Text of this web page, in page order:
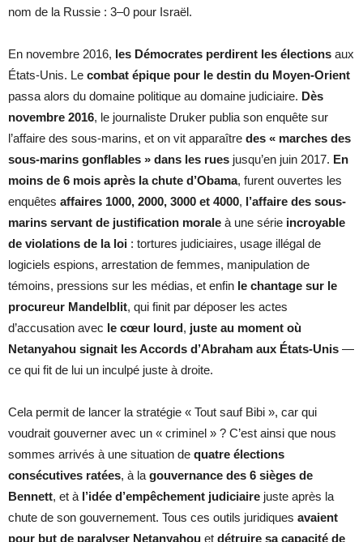
nom de la Russie : 3–0 pour Israël.
En novembre 2016, les Démocrates perdirent les élections aux
États-Unis. Le combat épique pour le destin du Moyen-Orient
passa alors du domaine politique au domaine judiciaire. Dès
novembre 2016, le journaliste Druker publia son enquête sur
l’affaire des sous-marins, et on vit apparaître des « marches des
sous-marins gonflables » dans les rues jusqu’en juin 2017. En
moins de 6 mois après la chute d’Obama, furent ouvertes les
enquêtes affaires 1000, 2000, 3000 et 4000, l’affaire des sous-
marins servant de justification morale à une série incroyable
de violations de la loi : tortures judiciaires, usage illégal de
logiciels espions, arrestation de femmes, manipulation de
témoins, pressions sur les médias, et enfin le chantage sur le
procureur Mandelblit, qui finit par déposer les actes
d’accusation avec le cœur lourd, juste au moment où
Netanyahou signait les Accords d’Abraham aux États-Unis —
ce qui fit de lui un inculpé juste à droite.
Cela permit de lancer la stratégie « Tout sauf Bibi », car qui
voudrait gouverner avec un « criminel » ? C’est ainsi que nous
sommes arrivés à une situation de quatre élections
consécutives ratées, à lagouvernance des 6 sièges de
Bennett, et à l’idée d’empêchement judiciaire juste après la
chute de son gouvernement. Tous ces outils juridiques avaient
pour but de paralyser Netanyahou et détruire sa capacité de